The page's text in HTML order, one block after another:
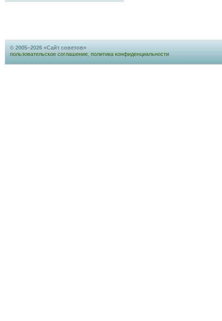
© 2005–2026 «Сайт советов»
пользовательское соглашение политика конфиденциальности